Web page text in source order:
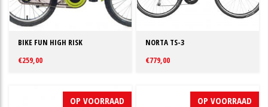
BIKE FUN HIGH RISK
€259,00
NORTA TS-3
€779,00
OP VOORRAAD OP VOORRAAD